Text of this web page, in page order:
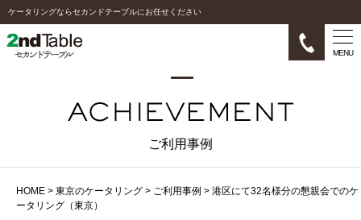
ケータリングならセカンドテーブルにお任せください
MENU
ご利用事例
HOME > 東京のケータリング > ご利用事例 > 港区にて32名様分の懇親会でのケ
ータリング（東京）